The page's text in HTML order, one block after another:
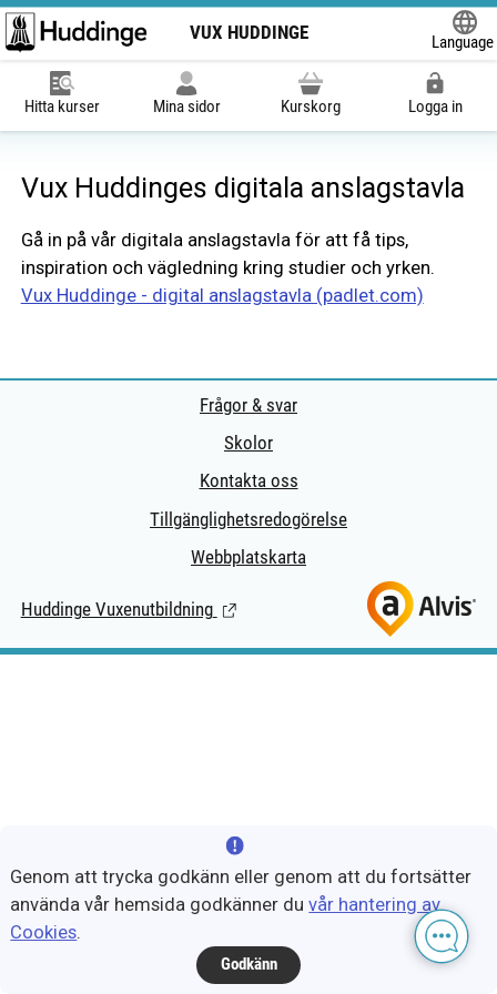
VUX HUDDINGE
Language
Hitta kurser Mina sidor Kurskorg Logga in
Vux Huddinges digitala anslagstavla
Gå in på vår digitala anslagstavla för att få tips,
inspiration och vägledning kring studier och yrken.
Vux Huddinge - digital anslagstavla (padlet.com)
Frågor & svar
Skolor
Kontakta oss
Tillgänglighetsredogörelse
Webbplatskarta
Huddinge Vuxenutbildning (Länk till extern sida.)
Genom att trycka godkänn eller genom att du fortsätter
använda vår hemsida godkänner duvår hantering av
Cookies.
Godkänn